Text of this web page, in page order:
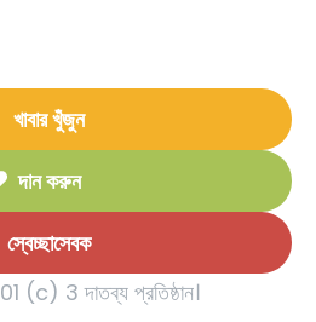
খাবার খুঁজুন
দান করুন
স্বেচ্ছাসেবক
3 দাতব্য প্রতিষ্ঠান।